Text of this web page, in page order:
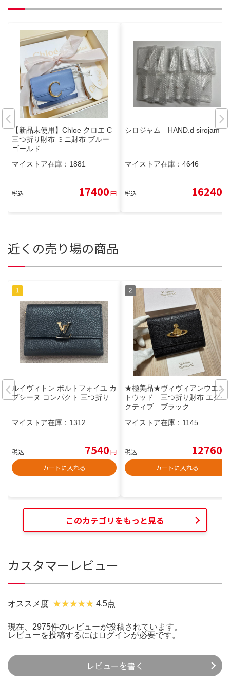
【新品未使用】Chloe クロエ C
三つ折り財布 ミニ財布 ブルー
ゴールド
マイストア在庫： 1881
税込 17400円
シロジャム HAND.d sirojam
マイストア在庫： 4646
税込 16240
近くの売り場の商品
ルイヴィトン ポルトフォイユ カ
プシーヌ コンパクト 三つ折り
マイストア在庫： 1312
税込 7540円
カートに入れる
★極美品★ヴィヴィアンウエス
トウッド 三つ折り財布 エグゼ
クティブ ブラック
マイストア在庫： 1145
税込 12760
カートに入れる
このカテゴリをもっと見る
カスタマーレビュー
オススメ度 4.5点
現在、2975件のレビューが投稿されています。
レビューを投稿するには ログインが必要です。
レビューを書く